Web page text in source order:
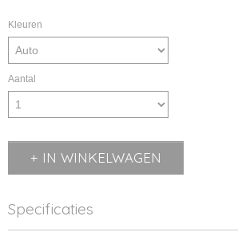
Kleuren
Aantal
IN WINKELWAGEN
Specificaties